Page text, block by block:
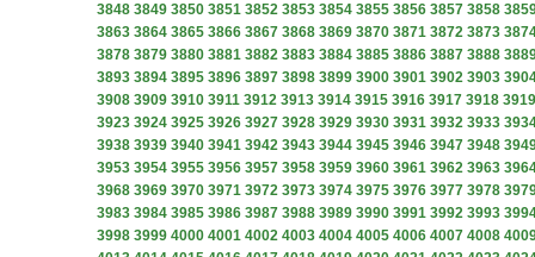
3848 3849 3850 3851 3852 3853 3854 3855 3856 3857 3858
3863 3864 3865 3866 3867 3868 3869 3870 3871 3872 3873
3878 3879 3880 3881 3882 3883 3884 3885 3886 3887 3888
3893 3894 3895 3896 3897 3898 3899 3900 3901 3902 3903
3908 3909 3910 3911 3912 3913 3914 3915 3916 3917 3918 3919
3923 3924 3925 3926 3927 3928 3929 3930 3931 3932 3933
3938 3939 3940 3941 3942 3943 3944 3945 3946 3947 3948
3953 3954 3955 3956 3957 3958 3959 3960 3961 3962 3963
3968 3969 3970 3971 3972 3973 3974 3975 3976 3977 3978
3983 3984 3985 3986 3987 3988 3989 3990 3991 3992 3993
3998 3999 4000 4001 4002 4003 4004 4005 4006 4007 4008